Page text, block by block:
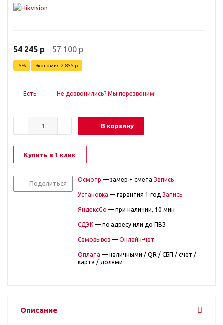
54 245 р 57 100р
-5% Экономия 2 855 р
Есть Не дозвонились? Мы перезвоним!
В корзину
Купить в 1 клик
Поделиться
Осмотр — замер + смета Запись
Установка — гарантия 1 год Запись
ЯндексGo — при наличии, 10 мин
СДЭК — по адресу или до ПВЗ
Самовывоз — Онлайн-чат
Оплата — наличными / QR / СБП / счёт /
карта / долями
Описание